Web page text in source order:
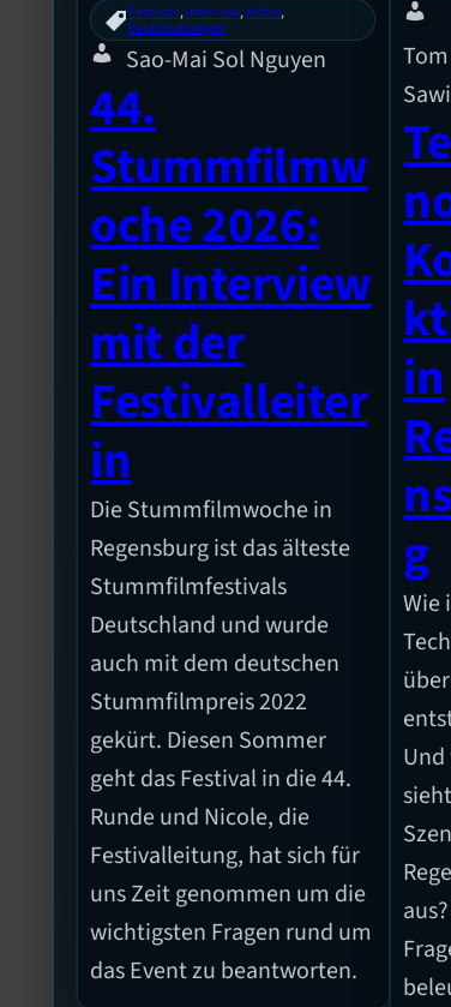
Festivals, Interview, Kultur
Veranstaltungen
Sao-Mai Sol Nguyen
44.
Stummfilmw
oche 2026:
Ein Interview
mit der
Festivalleiter
in
Die Stummfilmwoche in
Regensburg ist das älteste
Stummfilmfestivals
Deutschland und wurde
auch mit dem deutschen
Stummfilmpreis 2022
gekürt. Diesen Sommer
geht das Festival in die 44.
Runde und Nicole, die
Festivalleitung, hat sich für
uns Zeit genommen um die
wichtigsten Fragen rund um
das Event zu beantworten.
Tom
in
g
Wie